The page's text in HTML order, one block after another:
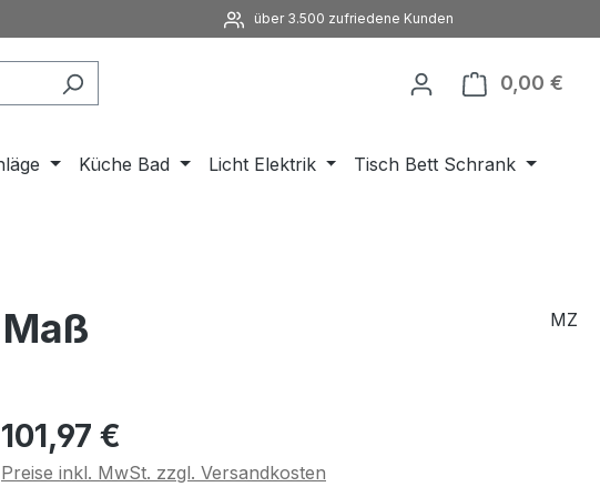
über 3.500 zufriedene Kunden
0,00 €
Küche Bad Licht Elektrik
Tisch Bett Schrank
MZ
Regulärer Preis:
101,97 €
Preise inkl. MwSt. zzgl. Versandkosten